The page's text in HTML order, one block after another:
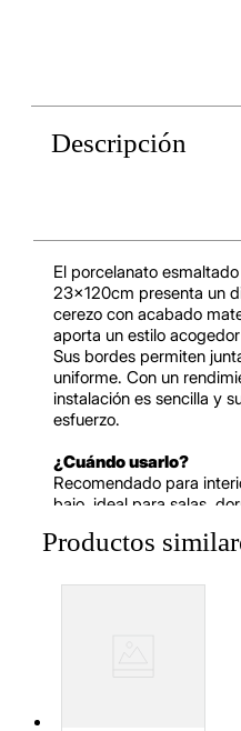
Descripción
El porcelanato
23x120cm presenta un
cerezo con acabado
aporta un estilo
Sus bordes permiten
uniforme. Con un
instalación es sencilla y
esfuerzo.
¿Cuándo usarlo?
Recomendado para
bajo, ideal para salas,
patios.
Características y
naturalidad.